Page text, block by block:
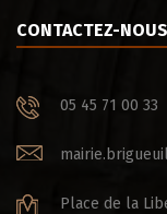
CONTACTEZ-NOUS
05 45 71 00 33
Place de la